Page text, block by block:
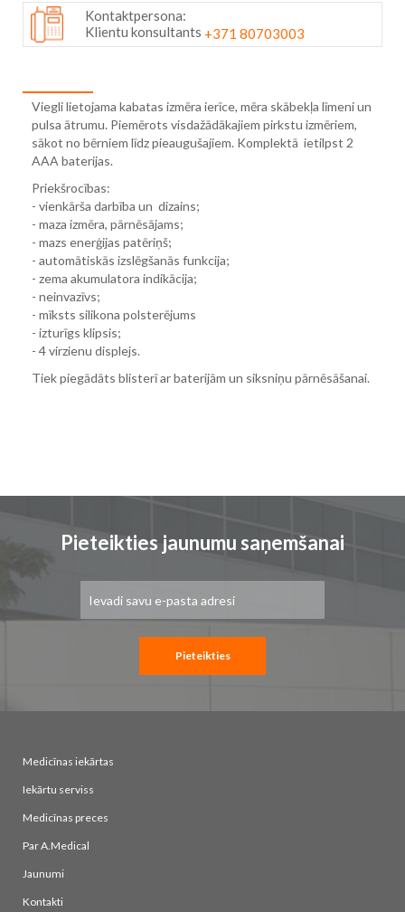
Kontaktpersona:
Klientu konsultants +371 80703003
Viegli lietojama kabatas izmēra ierīce, mēra skābekļa līmeni un
pulsa ātrumu. Piemērots visdažādākajiem pirkstu izmēriem,
sākot no bērniem līdz pieaugušajiem. Komplektā ietilpst 2
AAA baterijas.
Priekšrocības:
- vienkārša darbība un dizains;
- maza izmēra, pārnēsājams;
- mazs enerģijas patēriņš;
- automātiskās izslēgšanās funkcija;
- zema akumulatora indikācija;
- neinvazīvs;
- mīksts silikona polsterējums
- izturīgs klipsis;
- 4 virzienu displejs.
Tiek piegādāts blisterī ar baterijām un siksniņu pārnēsāšanai.
Pieteikties jaunumu saņemšanai
saņemšanai:
Pieteikties
Medicīnas iekārtas
Iekārtu serviss
Medicīnas preces
Par A.Medical
Jaunumi
Kontakti